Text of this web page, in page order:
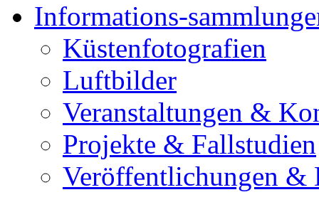
Informations-
Küstenfotografien
Luftbilder
Veranstaltungen &
Projekte & Fallstudien
Veröffentlichungen &